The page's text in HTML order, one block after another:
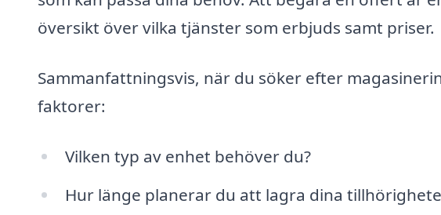
översikt över vilka tjänster som erbjuds samt priser.
Sammanfattningsvis, när du söker efter
faktorer:
Vilken typ av enhet behöver du?
Hur länge planerar du att lagra dina